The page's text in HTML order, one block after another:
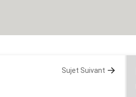
Sujet Suivant